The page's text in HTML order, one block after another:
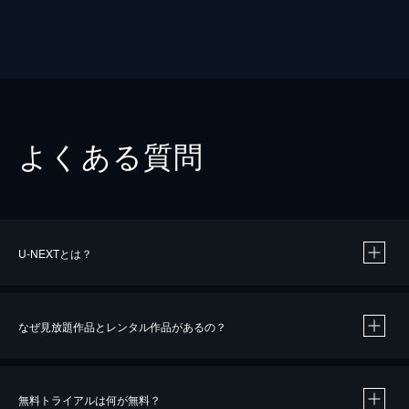
よくある質問
U-NEXTとは？
なぜ見放題作品とレンタル作品があるの？
無料トライアルは何が無料？